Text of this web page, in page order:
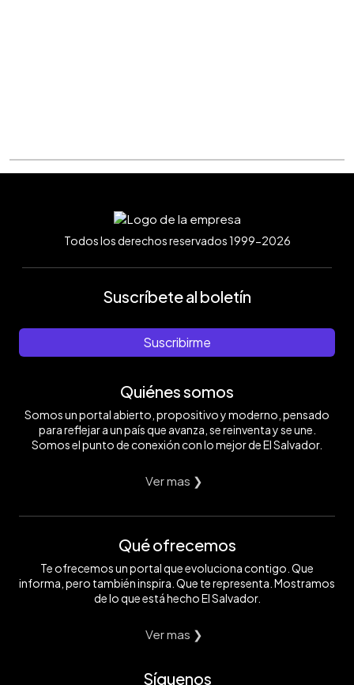
Todos los derechos reservados 1999-2026
Suscríbete al boletín
Suscribirme
Quiénes somos
Somos un portal abierto, propositivo y moderno, pensado
para reflejar a un país que avanza, se reinventa y se une.
Somos el punto de conexión con lo mejor de El Salvador.
Ver mas ❯
Qué ofrecemos
Te ofrecemos un portal que evoluciona contigo. Que
informa, pero también inspira. Que te representa. Mostramos
de lo que está hecho El Salvador.
Ver mas ❯
Síguenos